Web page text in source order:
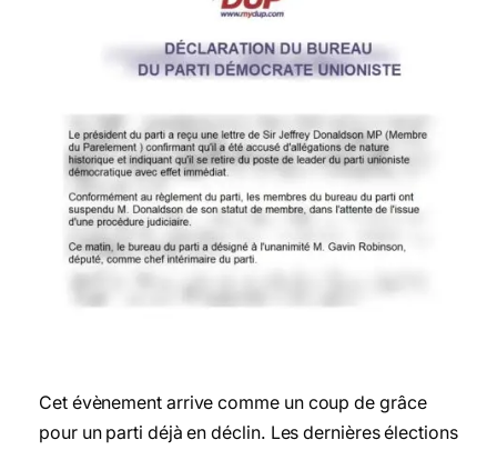
Cet évènement arrive comme un coup de grâce
pour un parti déjà en déclin. Les dernières élections